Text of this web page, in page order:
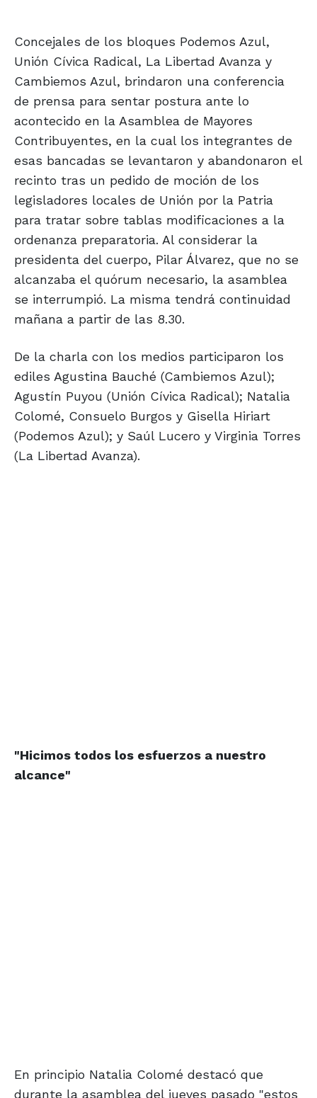
Concejales de los bloques Podemos Azul,
Unión Cívica Radical, La Libertad Avanza y
Cambiemos Azul, brindaron una conferencia
de prensa para sentar postura ante lo
acontecido en la Asamblea de Mayores
Contribuyentes, en la cual los integrantes de
esas bancadas se levantaron y abandonaron el
recinto tras un pedido de moción de los
legisladores locales de Unión por la Patria
para tratar sobre tablas modificaciones a la
ordenanza preparatoria. Al considerar la
presidenta del cuerpo, Pilar Álvarez, que no se
alcanzaba el quórum necesario, la asamblea
se interrumpió. La misma tendrá continuidad
mañana a partir de las 8.30.
De la charla con los medios participaron los
ediles Agustina Bauché (Cambiemos Azul);
Agustín Puyou (Unión Cívica Radical); Natalia
Colomé, Consuelo Burgos y Gisella Hiriart
(Podemos Azul); y Saúl Lucero y Virginia Torres
(La Libertad Avanza).
"Hicimos todos los esfuerzos a nuestro
alcance"
En principio Natalia Colomé destacó que
durante la asamblea del jueves pasado "estos